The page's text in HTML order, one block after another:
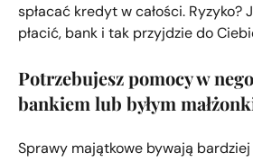
spłacać kredyt w całości. Ryzyko?
płacić, bank i tak przyjdzie do
Potrzebujesz pomocy w
bankiem lub byłym
Sprawy majątkowe bywają